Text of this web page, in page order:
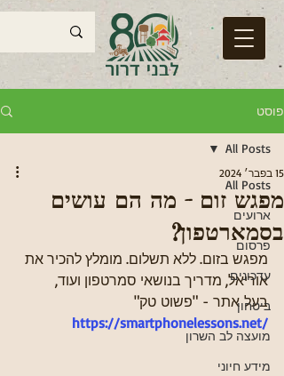
פוסט
All Posts
ארועים
פרסום
עדכונים
ביטחון
מועצה לב השרון
מידע חיוני
All Posts
מפגש זום - מה הם עושים
בסמארטפון?
15 בפבר׳ 2024
מפגש בזום. ללא תשלום. מומלץ להכיר את
אוריאל, מדריך בנושאי סמרטפון ועוד,
בעל אתר - "פשוט טק"
https://smartphonelessons.net/